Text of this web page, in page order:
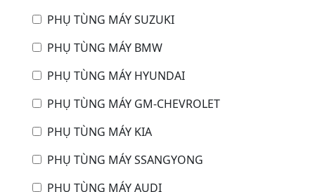
PHỤ TÙNG MÁY SUZUKI
PHỤ TÙNG MÁY BMW
PHỤ TÙNG MÁY HYUNDAI
PHỤ TÙNG MÁY GM-CHEVROLET
PHỤ TÙNG MÁY KIA
PHỤ TÙNG MÁY SSANGYONG
PHỤ TÙNG MÁY AUDI